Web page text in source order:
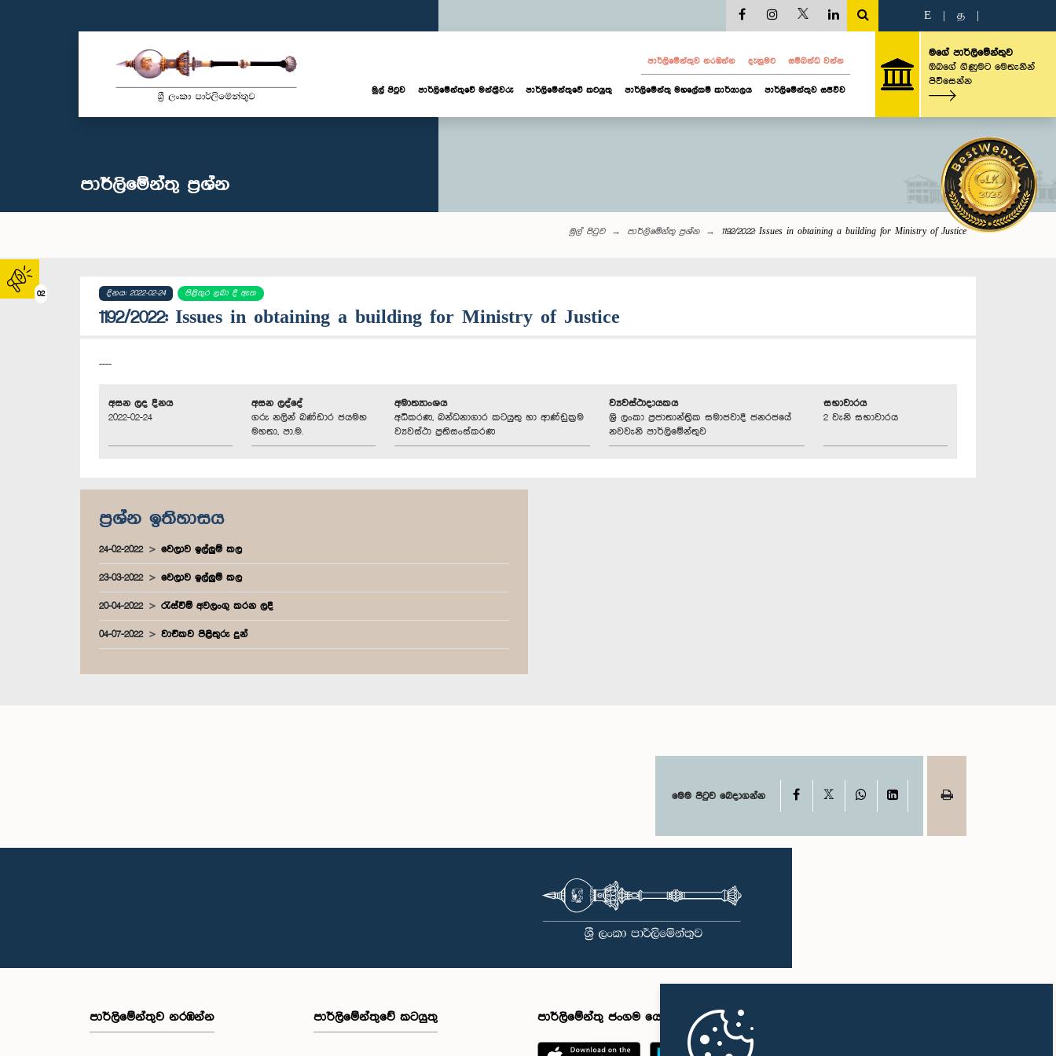
02
E த
පාර්ලි‌මේන්තුව නරඹන්න දැනුමට සම්බන්ධ වන්න
මුල් පිටුව පාර්ලි‌මේන්තුවේ මන්ත්‍රීවරු පාර්ලිමේන්තුවේ කටයුතු පාර්ලිමේන්තු මහලේකම් කාර්යාලය පාර්ලිමේන්තුව සජීවීව
මගේ පාර්ලිමේන්තුව
ඔබගේ ගිණුමට මෙතැනින්
පිවිසෙන්න
පාර්ලි‌මේන්තු‌ ප්‍රශ්න
මුල් පිටුව පාර්ලි‌මේන්තු‌ ප්‍රශ්න 1192/2022: Issues in obtaining a building for Ministry of Justice
දිනය: 2022-02-24 පිළිතුර ලබා දී ඇත
1192/2022: Issues in obtaining a building for Ministry of Justice
----
අසන ලද දිනය
2022-02-24
අසන ලද්දේ
ගරු නලින් බණ්ඩාර ජයමහ
මහතා, පා.ම.
අමාත්‍යාංශය
අධිකරණ, බන්ධනාගාර කටයුතු හා ආණ්ඩුක්‍රම
ව්‍යවස්ථා ප්‍රතිසංස්කරණ
ව්‍යවස්ථාදායකය
ශ්‍රී ලංකා ප්‍රජාතාන්ත්‍රික සමාජවාදී ජනරජයේ
නවවැනි පාර්ලිමේන්තුව
සභාවාරය
2 වැනි සභාවාරය
ප්‍රශ්න ඉතිහාසය
24-02-2022 වෙලාව ඉල්ලුම් කල
23-03-2022 වෙලාව ඉල්ලුම් කල
20-04-2022 රැස්වීම් අවලංගු කරන ලදී
04-07-2022 වාචිකව පිළිතුරු දුන්
මෙම පිටුව බෙදාගන්න Facebook WhatsAppLinkedIn
පාර්ලි‌මේන්තුව නරඹන්න පාර්ලිමේන්තුවේ කටයුතු පාර්ලිමේන්තු ජංගම යෙදුම